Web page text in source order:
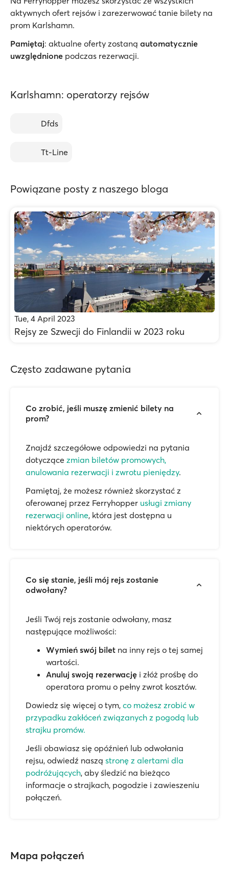
aktywnych ofert rejsów i zarezerwować tanie bilety na
prom Karlshamn.
Pamiętaj: aktualne oferty zostaną automatycznie
uwzględnione podczas rezerwacji.
Karlshamn: operatorzy rejsów
Dfds
Tt-Line
Powiązane posty z naszego bloga
Tue, 4 April 2023
Rejsy ze Szwecji do Finlandii w 2023 roku
Często zadawane pytania
Co zrobić, jeśli muszę zmienić bilety na
prom?
Znajdź szczegółowe odpowiedzi na pytania
dotyczące zmian biletów promowych,
anulowania rezerwacji i zwrotu pieniędzy.
Pamiętaj, że możesz również skorzystać z
oferowanej przez Ferryhopper usługi zmiany
rezerwacji online, która jest dostępna u
niektórych operatorów.
Co się stanie, jeśli mój rejs zostanie
odwołany?
Jeśli Twój rejs zostanie odwołany, masz
następujące możliwości:
Wymień swój bilet na inny rejs o tej samej
wartości.
Anuluj swoją rezerwację i złóż prośbę do
operatora promu o pełny zwrot kosztów.
Dowiedz się więcej o tym, co możesz zrobić w
przypadku zakłóceń związanych z pogodą lub
strajku promów.
Jeśli obawiasz się opóźnień lub odwołania
rejsu, odwiedź naszą stronę z alertami dla
podróżujących, aby śledzić na bieżąco
informacje o strajkach, pogodzie i zawieszeniu
połączeń.
Mapa połączeń